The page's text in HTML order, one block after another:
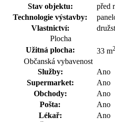
Stav objektu:
před
Technologie výstavby:
Vlastnictví:
Plocha
Užitná plocha:
33 m2
Občanská vybavenost
Služby:
Ano
Supermarket:
Ano
Obchody:
Ano
Pošta:
Ano
Lékař:
Ano